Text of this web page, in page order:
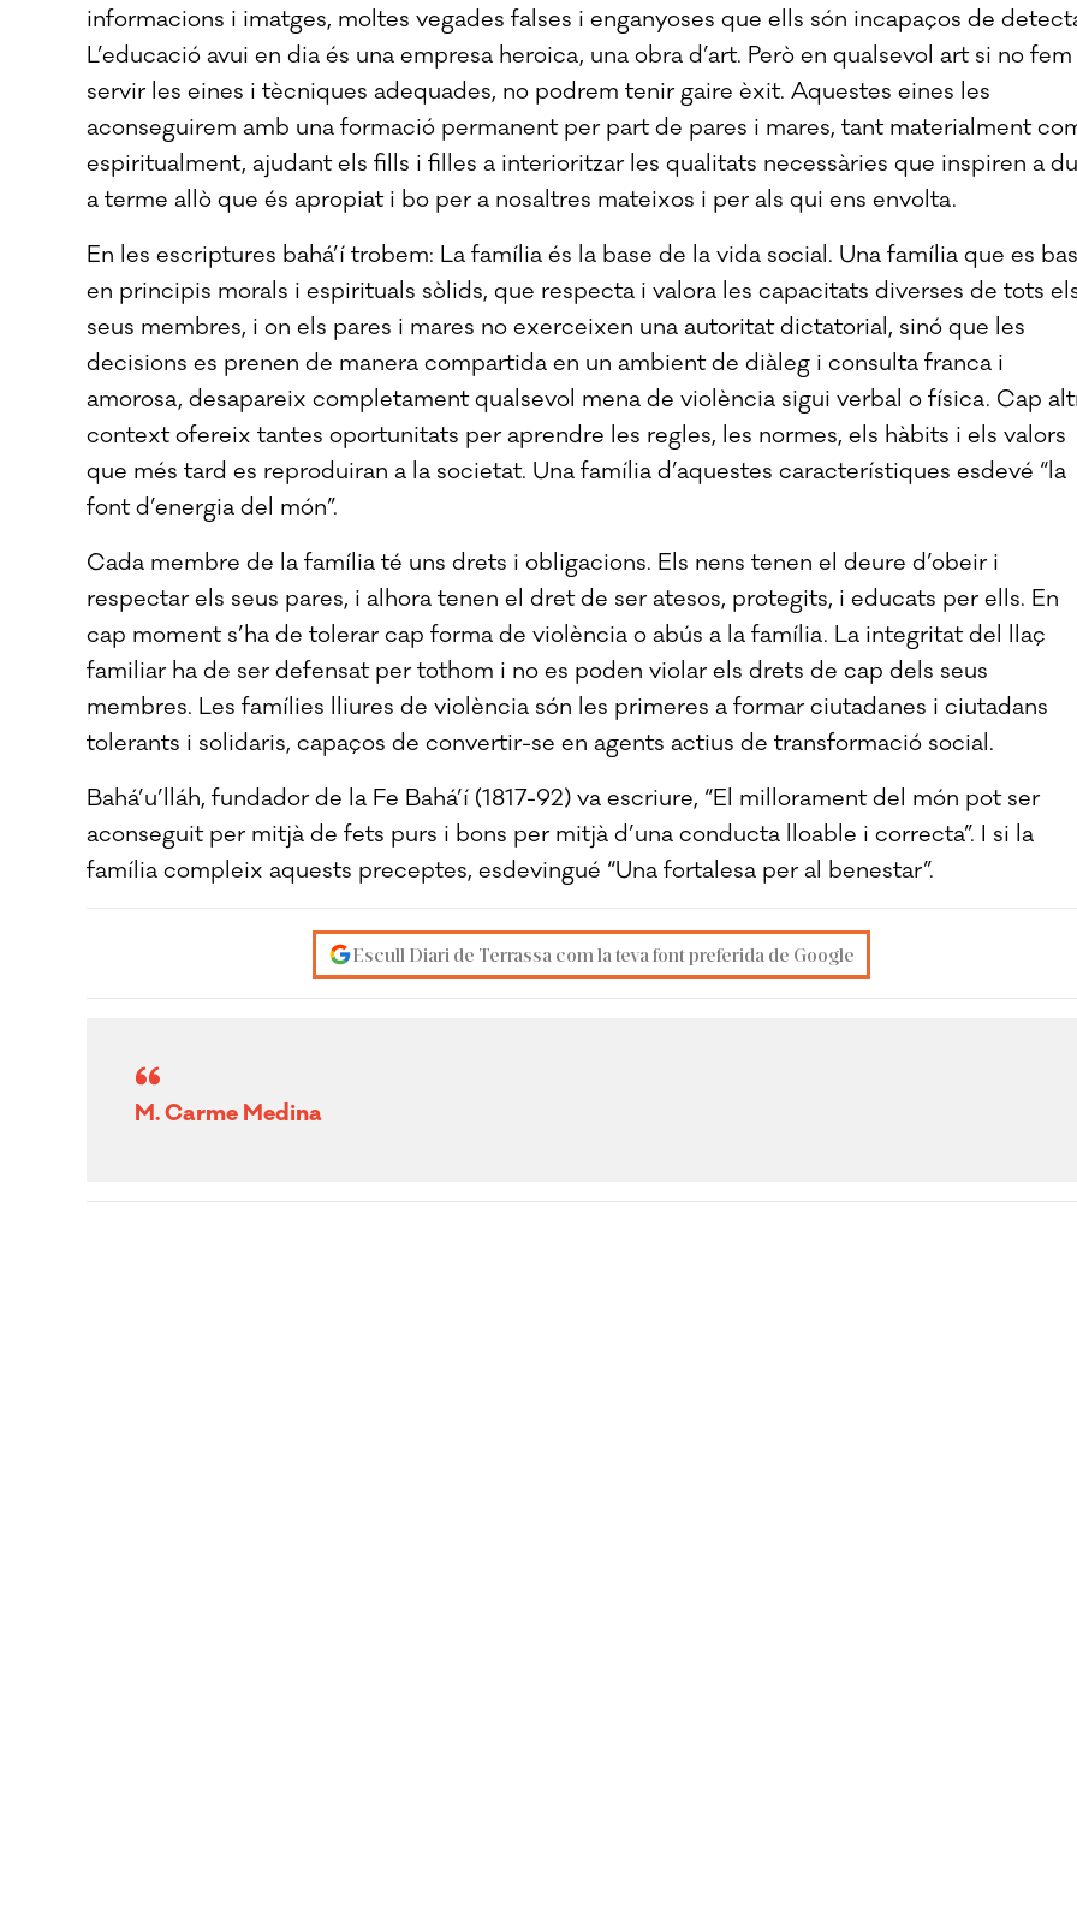
informacions i imatges, moltes vegades falses i enganyoses que ells són incapaços de
L’educació avui en dia és una empresa heroica, una obra d’art. Però en qualsevol art si no fem
servir les eines i tècniques adequades, no podrem tenir gaire èxit. Aquestes eines les
aconseguirem amb una formació permanent per part de pares i mares, tant materialment
espiritualment, ajudant els fills i filles a interioritzar les qualitats necessàries que inspiren a
a terme allò que és apropiat i bo per a nosaltres mateixos i per als qui ens envolta.
En les escriptures bahá’í trobem: La família és la base de la vida social. Una família que es
en principis morals i espirituals sòlids, que respecta i valora les capacitats diverses de tots
seus membres, i on els pares i mares no exerceixen una autoritat dictatorial, sinó que les
decisions es prenen de manera compartida en un ambient de diàleg i consulta franca i
amorosa, desapareix completament qualsevol mena de violència sigui verbal o física. Cap
context ofereix tantes oportunitats per aprendre les regles, les normes, els hàbits i els valors
que més tard es reproduiran a la societat. Una família d’aquestes característiques esdevé “la
font d’energia del món”.
Cada membre de la família té uns drets i obligacions. Els nens tenen el deure d’obeir i
respectar els seus pares, i alhora tenen el dret de ser atesos, protegits, i educats per ells. En
cap moment s’ha de tolerar cap forma de violència o abús a la família. La integritat del llaç
familiar ha de ser defensat per tothom i no es poden violar els drets de cap dels seus
membres. Les famílies lliures de violència són les primeres a formar ciutadanes i ciutadans
tolerants i solidaris, capaços de convertir-se en agents actius de transformació social.
Bahá’u’lláh, fundador de la Fe Bahá’í (1817-92) va escriure, “El millorament del món pot ser
aconseguit per mitjà de fets purs i bons per mitjà d’una conducta lloable i correcta”. I si la
família compleix aquests preceptes, esdevingué “Una fortalesa per al benestar”.
Escull Diari de Terrassa com la teva font preferida de Google
M. Carme Medina